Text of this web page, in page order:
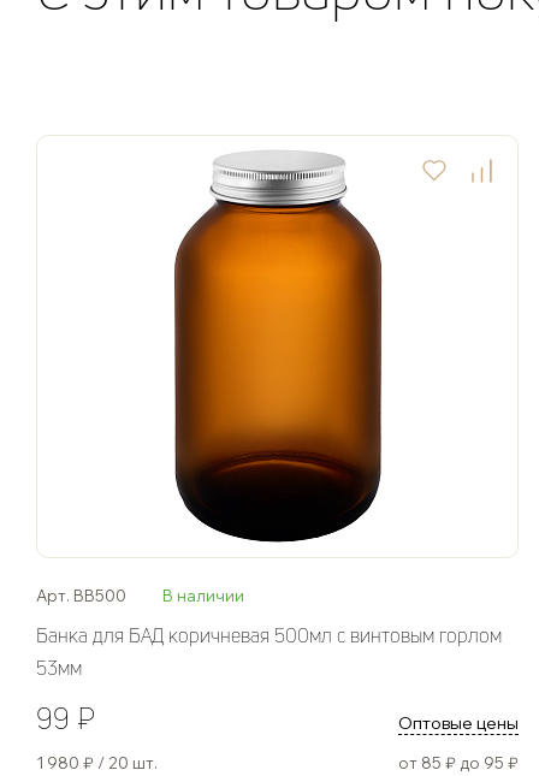
Арт. BB500 В наличии
Банка для БАД коричневая 500мл с винтовым горлом
53мм
99 ₽ Оптовые цены
1 980 ₽ / 20 шт. от 85 ₽ до 95 ₽